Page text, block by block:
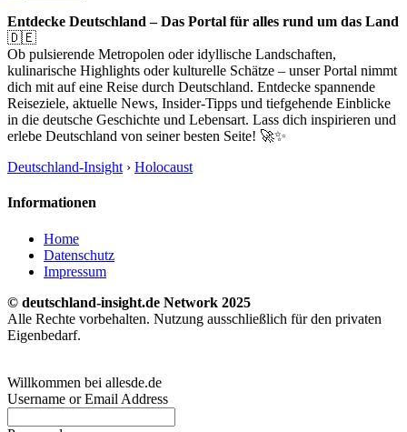
Entdecke Deutschland – Das Portal für alles rund um das Land
🇩🇪
Ob pulsierende Metropolen oder idyllische Landschaften,
kulinarische Highlights oder kulturelle Schätze – unser Portal nimmt
dich mit auf eine Reise durch Deutschland. Entdecke spannende
Reiseziele, aktuelle News, Insider-Tipps und tiefgehende Einblicke
in die deutsche Geschichte und Lebensart. Lass dich inspirieren und
erlebe Deutschland von seiner besten Seite! 🚀✨
Deutschland-Insight › Holocaust
Informationen
Home
Datenschutz
Impressum
© deutschland-insight.de Network 2025
Alle Rechte vorbehalten. Nutzung ausschließlich für den privaten
Eigenbedarf.
Willkommen bei allesde.de
Username or Email Address